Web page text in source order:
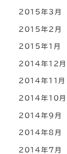
2015年3月
2015年2月
2015年1月
2014年12月
2014年11月
2014年10月
2014年9月
2014年8月
2014年7月